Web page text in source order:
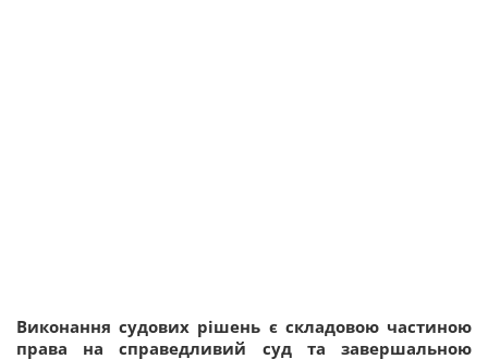
Виконання судових рішень є складовою частиною
права на справедливий суд та завершальною